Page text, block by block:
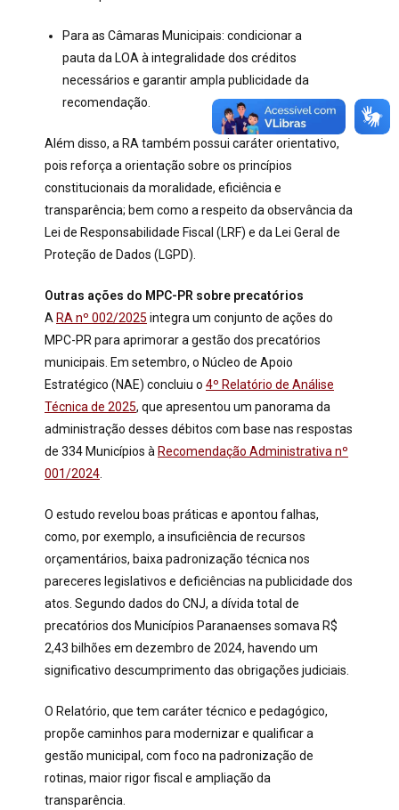
Para as Câmaras Municipais: condicionar a
pauta da LOA à integralidade dos créditos
necessários e garantir ampla publicidade da
recomendação.
Além disso, a RA também possui caráter orientativo,
pois reforça a orientação sobre os princípios
constitucionais da moralidade, eficiência e
transparência; bem como a respeito da observância da
Lei de Responsabilidade Fiscal (LRF) e da Lei Geral de
Proteção de Dados (LGPD).
Outras ações do MPC-PR sobre precatórios
A RA nº 002/2025 integra um conjunto de ações do
MPC-PR para aprimorar a gestão dos precatórios
municipais. Em setembro, o Núcleo de Apoio
Estratégico (NAE) concluiu o 4º Relatório de Análise
Técnica de 2025, que apresentou um panorama da
administração desses débitos com base nas respostas
de 334 Municípios à Recomendação Administrativa nº
001/2024
O estudo revelou boas práticas e apontou falhas,
como, por exemplo, a insuficiência de recursos
orçamentários, baixa padronização técnica nos
pareceres legislativos e deficiências na publicidade dos
atos. Segundo dados do CNJ, a dívida total de
precatórios dos Municípios Paranaenses somava R$
2,43 bilhões em dezembro de 2024, havendo um
significativo descumprimento das obrigações judiciais.
O Relatório, que tem caráter técnico e pedagógico,
propõe caminhos para modernizar e qualificar a
gestão municipal, com foco na padronização de
rotinas, maior rigor fiscal e ampliação da
transparência.